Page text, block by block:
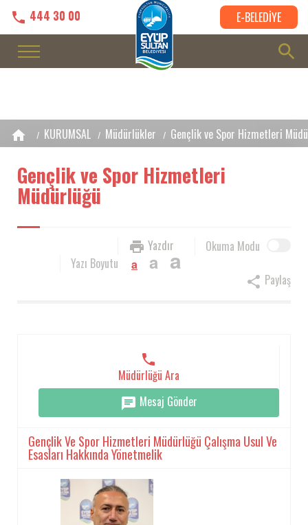
444 30 00 E-BELEDİYE
KURUMSAL Müdürlükler Gençlik ve Spor Hizmetleri
Gençlik ve Spor Hizmetleri
Müdürlüğü
Okuma Modu
Yazdır
Yazı Boyutu
a a a
Paylaş
Müdürlüğü Ara
Mesaj Gönder
Gençlik Ve Spor Hizmetleri Müdürlüğü Çalışma Usul Ve
Esasları Hakkında Yönetmelik